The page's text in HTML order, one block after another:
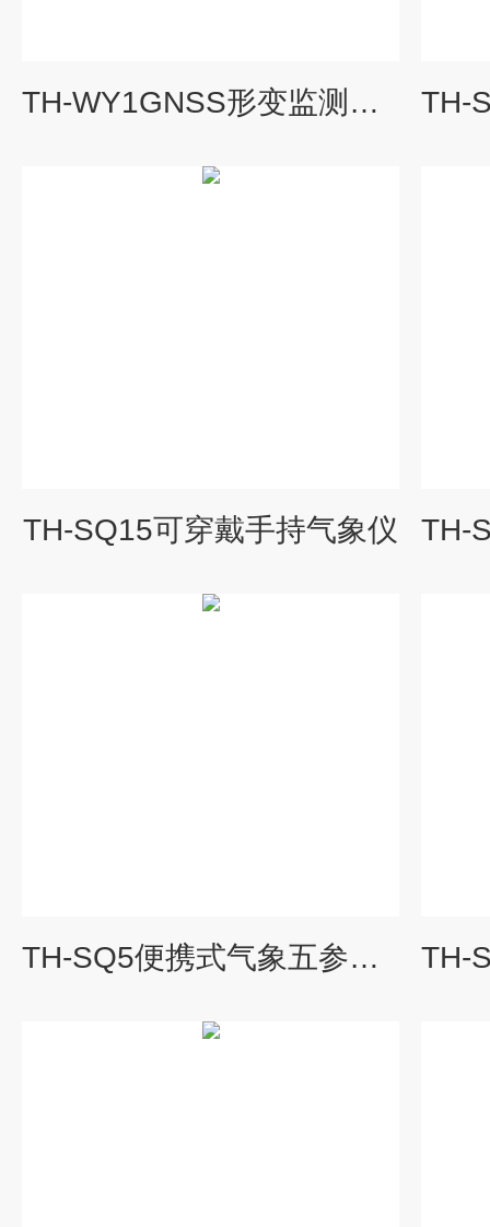
TH-WY1GNSS形变监测系统
TH-SQ15可穿戴手持气象仪
TH-SQ5便携式气象五参数检测仪